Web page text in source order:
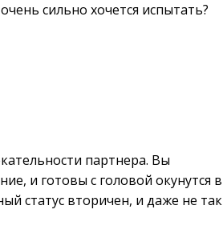
сильно хочется испытать?
партнера. Вы
и готовы с головой окунутся в
статус вторичен, и даже не так